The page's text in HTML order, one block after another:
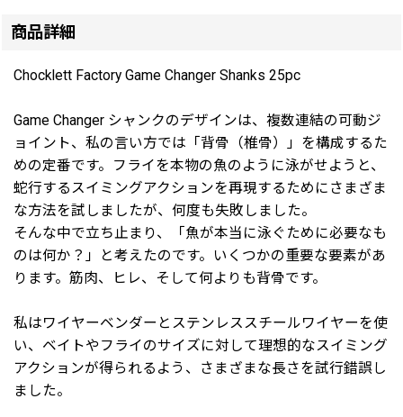
商品詳細
Chocklett Factory Game Changer Shanks 25pc
Game Changer シャンクのデザインは、複数連結の可動ジ
ョイント、私の言い方では「背骨（椎骨）」を構成するた
めの定番です。フライを本物の魚のように泳がせようと、
蛇行するスイミングアクションを再現するためにさまざま
な方法を試しましたが、何度も失敗しました。
そんな中で立ち止まり、「魚が本当に泳ぐために必要なも
のは何か？」と考えたのです。いくつかの重要な要素があ
ります。筋肉、ヒレ、そして何よりも背骨です。
私はワイヤーベンダーとステンレススチールワイヤーを使
い、ベイトやフライのサイズに対して理想的なスイミング
アクションが得られるよう、さまざまな長さを試行錯誤し
ました。